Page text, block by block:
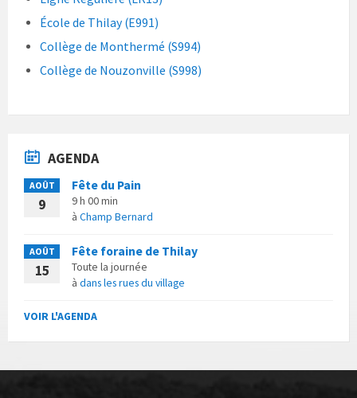
École de Thilay (E991)
Collège de Monthermé (S994)
Collège de Nouzonville (S998)
AGENDA
AOÛT
9
Fête du Pain
9 h 00 min
à Champ Bernard
AOÛT
15
Fête foraine de Thilay
Toute la journée
à dans les rues du village
VOIR L'AGENDA